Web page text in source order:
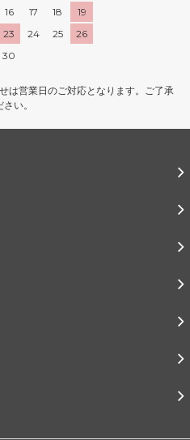
16 17 18
19
23 24 25
26
30
は営業日のご対応となります。ご了承
さい。